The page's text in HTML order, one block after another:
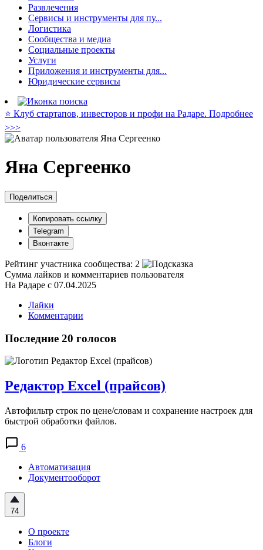
Развлечения
Сервисы и инструменты для пу...
Логистика
Сообщества и медиа
Социальные проекты
Услуги
Приложения и инструменты для...
Юридические сервисы
⭐️ Клуб стартапов, инвесторов и профи на Радаре. Подробнее
>>>
Яна Сергеенко
Поделиться
Копировать ссылку
Telegram
Вконтакте
Рейтинг участника сообщества: 2
Сумма лайков и комментариев пользователя
На Радаре с 07.04.2025
Лайки
Комментарии
Последние 20 голосов
Редактор Excel (прайсов)
Автофильтр строк по цене/словам и сохранение настроек для
быстрой обработки файлов.
6
Автоматизация
Документооборот
74
О проекте
Блоги